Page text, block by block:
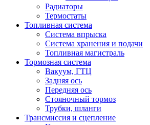
Радиаторы
Термостаты
Топливная система
Система впрыска
Система хранения и подачи
Топливная магистраль
Тормозная система
Вакуум, ГТЦ
Задняя ось
Передняя ось
Стояночный тормоз
Трубки, шланги
Трансмиссия и сцепление